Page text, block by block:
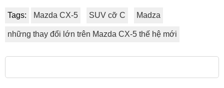
Tags: Mazda CX-5 SUV cỡ C Madza
những thay đổi lớn trên Mazda CX-5 thế hệ mới